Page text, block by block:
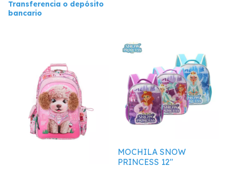
Transferencia o depósito
bancario
MOCHILA SNOW
PRINCESS 12"